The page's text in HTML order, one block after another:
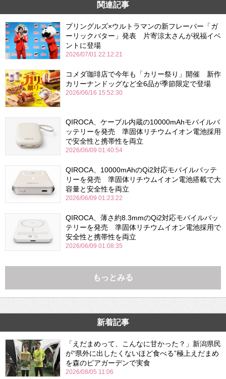
関連記事
プリングルズ×ウルトラマンの新フレーバー「ガ
ーリックバター」発表 片寄涼太さんが祝福イベ
ントに登場
2026/07/01 22:12:21
コメダ珈琲店で今年も「カリー祭り」開催 新作
カリーナンドッグなど全6品が季節限定で登場
2026/06/16 15:52:30
QIROCA、ケーブル内蔵の10000mAhモバイルバ
ッテリーを発売 準固体リチウムイオン電池採用
で安全性と携帯性を両立
2026/06/09 01:40:54
QIROCA、10000mAhのQi2対応モバイルバッテ
リーを発売 準固体リチウムイオン電池搭載で大
容量と安全性を両立
2026/06/09 01:23:22
QIROCA、薄さ約8.3mmのQi2対応モバイルバッ
テリーを発売 準固体リチウムイオン電池採用で
安全性と携帯性を両立
2026/06/09 01:08:35
もっとみる
新着記事
「えだまめって、こんなに甘かった？」新潟県民
が“県外に出したくないほど食べる”極上えだまめ
を森のビアガーデンで実食
2026/08/05 11:06